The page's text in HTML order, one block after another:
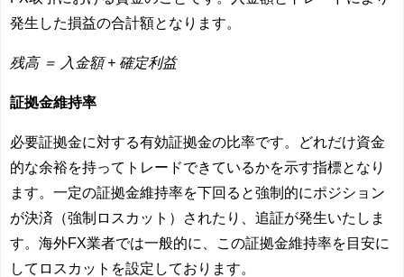
発生した損益の合計額となります。
残高 ＝ 入金額 + 確定利益
証拠金維持率
必要証拠金に対する有効証拠金の比率です。どれだけ資金
的な余裕を持ってトレードできているかを示す指標となり
ます。 一定の証拠金維持率を下回ると強制的にポジション
が決済（強制ロスカット）されたり、追証が発生いたしま
す。海外FX業者では一般的に、この証拠金維持率を目安に
してロスカットを設定しております。